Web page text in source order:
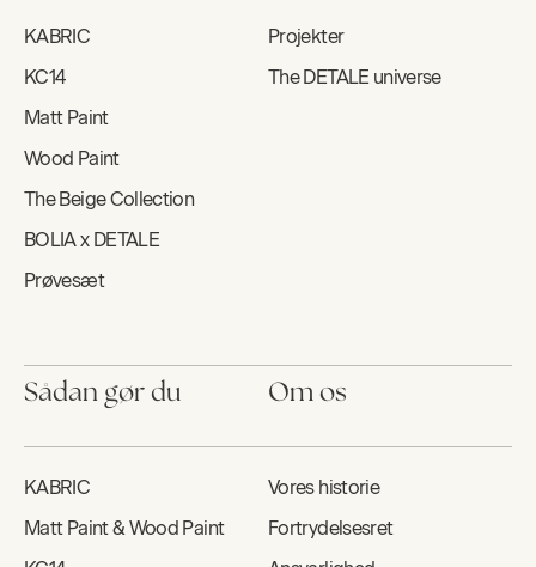
KABRIC
KC14
Matt Paint
Wood Paint
The Beige Collection
BOLIA x DETALE
Prøvesæt
Projekter
The DETALE universe
Sådan gør du
KABRIC
Matt Paint & Wood Paint
Om os
Vores historie
Fortrydelsesret